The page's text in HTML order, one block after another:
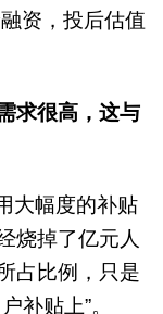
资，投后估值
求很高，这与
大幅度的补贴
烧掉了亿元人
占比例，只是
补贴上”。